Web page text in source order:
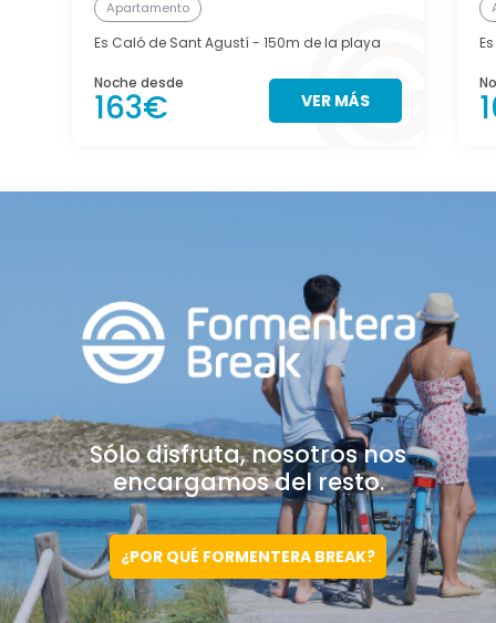
Apartamento
Es Caló de Sant Agustí- 150m de la playa
Noche desde
163€ VER MÁS
Sólo disfruta, nosotrosnos
encargamos del resto.
¿POR QUÉ FORMENTERA BREAK?